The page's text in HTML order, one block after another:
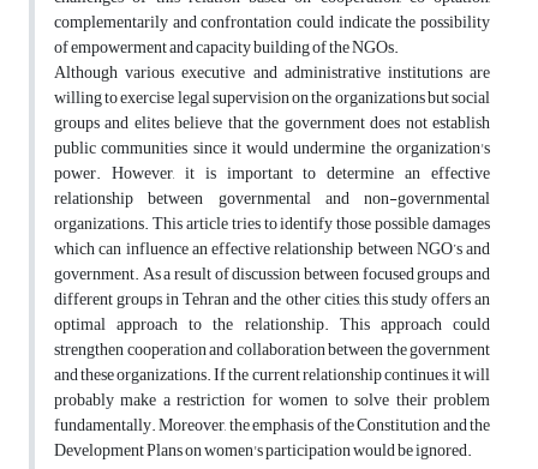
complementarily and confrontation could indicate the possibility
of empowerment and capacity building of the NGOs.
Although various executive and administrative institutions are
willing to exercise legal supervision on the organizations but social
groups and elites believe that the government does not establish
public communities since it would undermine the organization's
power. However, it is important to determine an effective
relationship between governmental and non-governmental
organizations. This article tries to identify those possible damages
which can influence an effective relationship between NGO’s and
government. As a result of discussion between focused groups and
different groups in Tehran and the other cities, this study offers an
optimal approach to the relationship. This approach could
strengthen cooperation and collaboration between the government
and these organizations. If the current relationship continues, it will
probably make a restriction for women to solve their problem
fundamentally. Moreover, the emphasis of the Constitution and the
Development Plans on women's participation would be ignored.